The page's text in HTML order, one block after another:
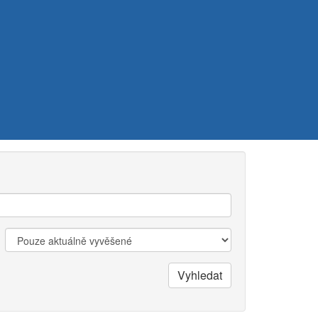
Zobrazit:
Vyhledat